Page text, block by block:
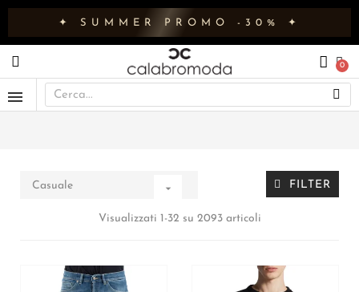
✦ SUMMER PROMO -30% ✦
Casuale  FILTER
Visualizzati 1-32 su 2093 articoli